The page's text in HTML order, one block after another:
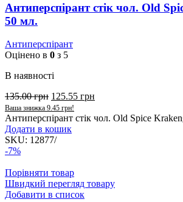
Антиперспірант стік чол. Old
50 мл.
Антиперспірант
Оцінено в 0 з 5
В наявності
135.00грн 125.55 грн
Ваша знижка 9.45 грн!
Антиперспірант стік чол. Old Spice
Додати в кошик
SKU: 12877/
-7%
Порівняти товар
Швидкий перегляд товару
Добавити в список